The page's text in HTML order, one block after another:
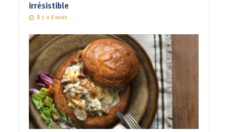
irrésistible
Il y a 8 mois